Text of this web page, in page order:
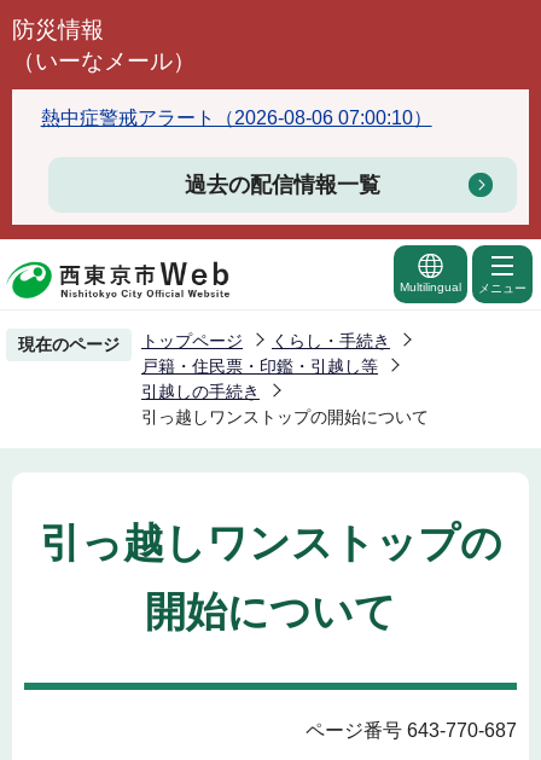
こ
頭
で
防災情報
（いーなメール）
熱中症警戒アラート（2026-08-06 07:00:10）
過去の配信情報一覧
Multilingual メニュー
現在のページ トップページ
くらし・手続き
戸籍・住民票・印鑑・引越し等
引越しの手続き
引っ越しワンストップの開始について
引っ越しワンストップの
開始について
ページ番号 643-770-687